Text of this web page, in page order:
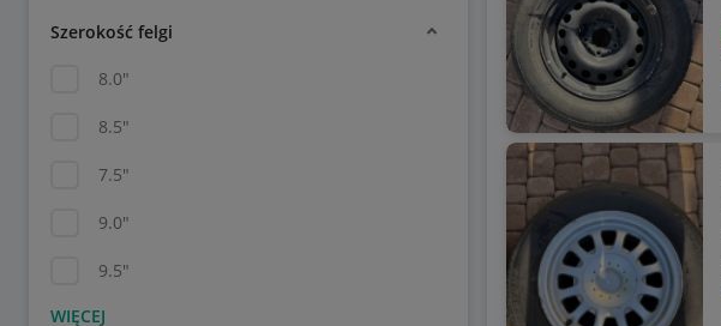
Szerokość felgi
8.0"
8.5"
7.5"
9.0"
9.5"